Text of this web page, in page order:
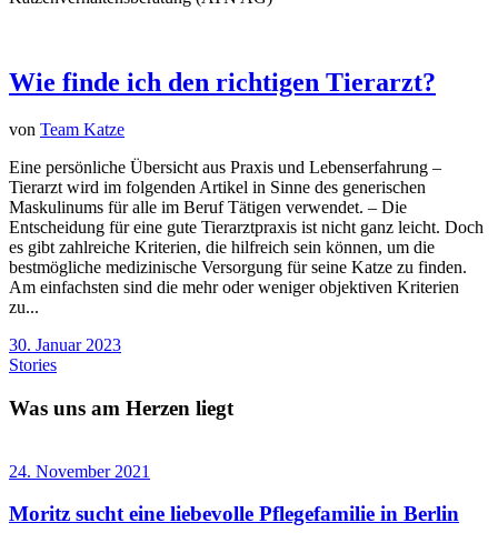
Wie finde ich den richtigen Tierarzt?
von Team Katze
Eine persönliche Übersicht aus Praxis und Lebenserfahrung –
Tierarzt wird im folgenden Artikel in Sinne des generischen
Maskulinums für alle im Beruf Tätigen verwendet. – Die
Entscheidung für eine gute Tierarztpraxis ist nicht ganz leicht. Doch
es gibt zahlreiche Kriterien, die hilfreich sein können, um die
bestmögliche medizinische Versorgung für seine Katze zu finden.
Am einfachsten sind die mehr oder weniger objektiven Kriterien
zu...
30. Januar 2023
Stories
Was uns am Herzen liegt
24. November 2021
Moritz sucht eine liebevolle Pflegefamilie in Berlin